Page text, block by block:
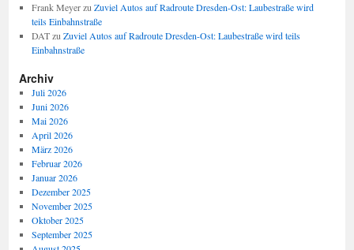
Frank Meyerzu Zuviel Autos auf Radroute Dresden-Ost: Laubestraße wird
teils Einbahnstraße
DATzu Zuviel Autos auf Radroute Dresden-Ost: Laubestraße wird teils
Einbahnstraße
Archiv
Juli 2026
Juni 2026
Mai 2026
April 2026
März 2026
Februar 2026
Januar 2026
Dezember 2025
November 2025
Oktober 2025
September 2025